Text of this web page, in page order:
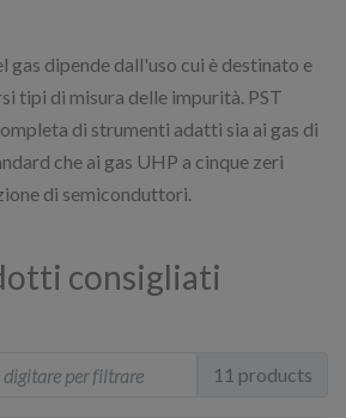
gas dipende dall'uso cui è destinato e
tipi di misura delle impurità. PST
di strumenti adatti sia ai gas di
che ai gas UHP a cinque zeri
di semiconduttori.
consigliati
11 products